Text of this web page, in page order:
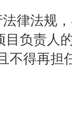
律法规
目负责人
不得再担